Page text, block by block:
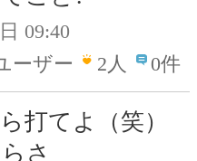
09:40
ーザー
2人 0件
打てよ（笑）
さ